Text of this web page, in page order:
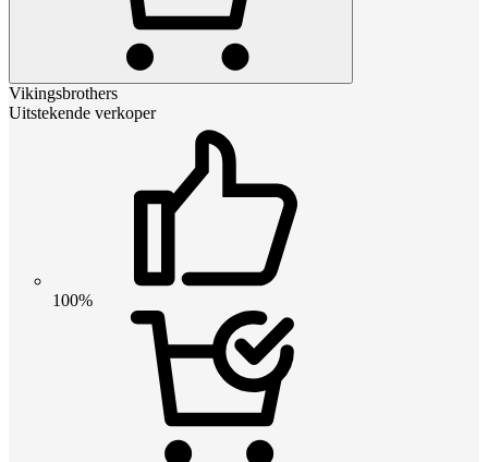
Vikingsbrothers
Uitstekende verkoper
100%